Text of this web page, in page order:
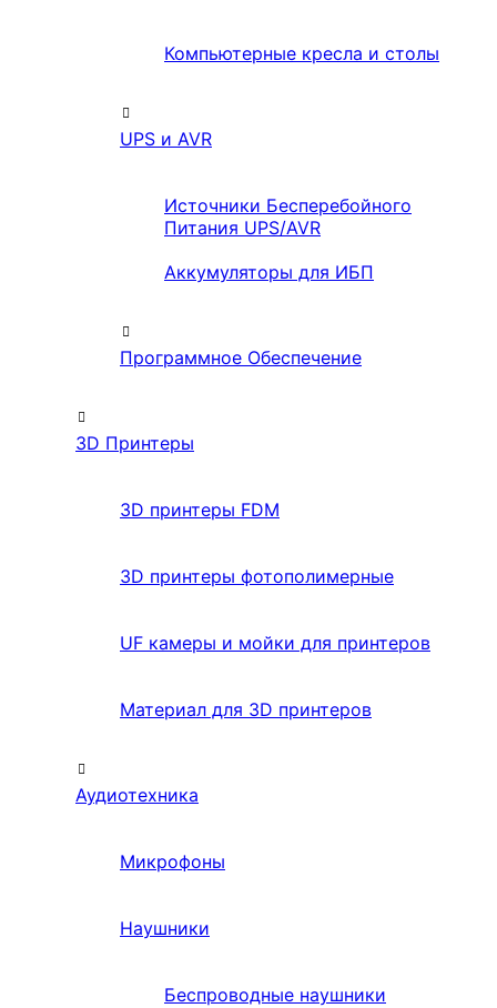
Компьютерные кресла и столы
UPS и AVR
Источники Бесперебойного
Питания UPS/AVR
Аккумуляторы для ИБП
Программное Обеспечение
3D Принтеры
3D принтеры FDM
3D принтеры фотополимерные
UF камеры и мойки для принтеров
Материал для 3D принтеров
Аудиотехника
Микрофоны
Наушники
Беспроводные наушники